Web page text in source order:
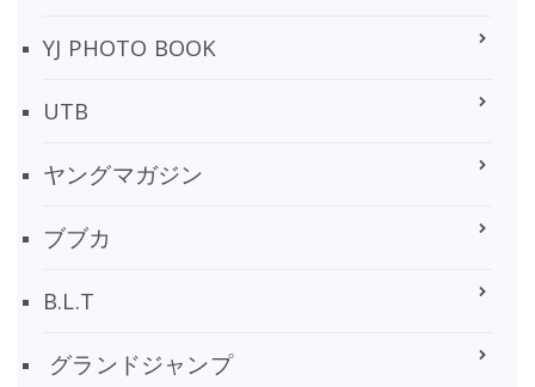
YJ PHOTO BOOK
UTB
ヤングマガジン
ブブカ
B.L.T
グランドジャンプ